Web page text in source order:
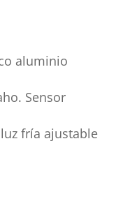
aluminio
Sensor
fría ajustable